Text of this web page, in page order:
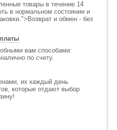
товары в течение 14
в нормальном состоянии и
и обмен - без
вам способами:
по счету.
их каждый день
которые отдают выбор